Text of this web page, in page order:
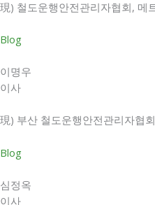
現) 철도운행안전관리자협회, 메
Blog
이명우
이사
現) 부산 철도운행안전관리자협회
Blog
심정옥
이사